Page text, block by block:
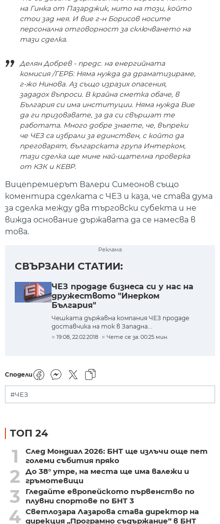
на Гинка от Пазарджик, нито на този, който
стои зад нея. И вие г-н Борисов носите
персонална отговорност за сключването на
тази сделка.
Делян Добрев - предс. на енергийната
комисия /ГЕРБ: Няма нужда да драматизираме,
г-жо Нинова. Аз също изразих опасения,
зададох въпроси. В крайна сметка обаче, в
България си има институции. Няма нужда Вие
да ги призовавате, за да си свършат те
работата. Много добре знаете, че, въпреки
че ЧЕЗ са избрали за единствен, с който да
преговарят, българската група Интерком,
тази сделка ще мине най-щателна проверка
от КЗК и КЕВР.
Вицепремиерът Валери Симеонов също
коментира сделката с ЧЕЗ и каза, че става дума
за сделка между два търговски субекта и не
вижда основание държавата да се намесва в
това.
Реклама
СВЪРЗАНИ СТАТИИ:
ЧЕЗ продаде бизнеса си у нас на
дружеството "Инерком
България"
Чешката държавна компания ЧЕЗ продаде
доставчика на ток в Западна...
19:08, 22.02.2018 Чете се за: 00:25 мин.
Сподели
#ЧЕЗ
ТОП 24
1
След Мондиал 2026: БНТ ще излъчи още пет
големи събития пряко
2
До 38° утре, на места ще има валежи и
гръмотевици
3
Гледайте европейското първенство по
плувни спортове по БНТ 3
4 Светлозара Лазарова става директор на
дирекция „Програмно съдържание“ в БНТ